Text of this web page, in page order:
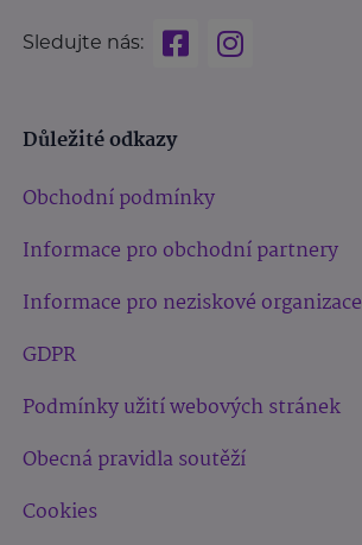
Sledujte nás:
Důležité odkazy
Obchodní podmínky
Informace pro obchodní partnery
Informace pro neziskové organizace
GDPR
Podmínky užití webových stránek
Obecná pravidla soutěží
Cookies